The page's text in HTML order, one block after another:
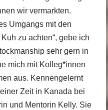
wir vermarkten.
Umgangs mit den
zu achten“, gebe ich
sehr gern in
mich mit Kolleg*innen
aus. Kennengelernt
Zeit in Kanada bei
und Mentorin Kelly. Sie